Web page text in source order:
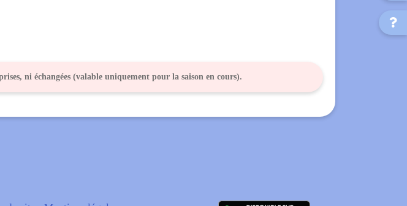
ni échangées (valable uniquement pour la saison en cours).
